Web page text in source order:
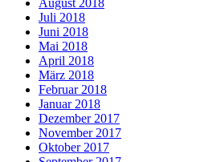
August 2018
Juli 2018
Juni 2018
Mai 2018
April 2018
März 2018
Februar 2018
Januar 2018
Dezember 2017
November 2017
Oktober 2017